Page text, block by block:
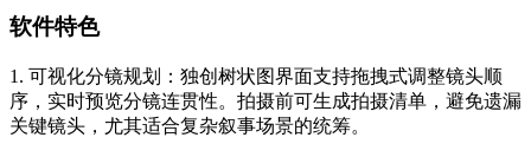
软件特色
1. 可视化分镜规划：独创树状图界面支持拖拽式调整镜头顺
序，实时预览分镜连贯性。拍摄前可生成拍摄清单，避免遗漏
关键镜头，尤其适合复杂叙事场景的统筹。